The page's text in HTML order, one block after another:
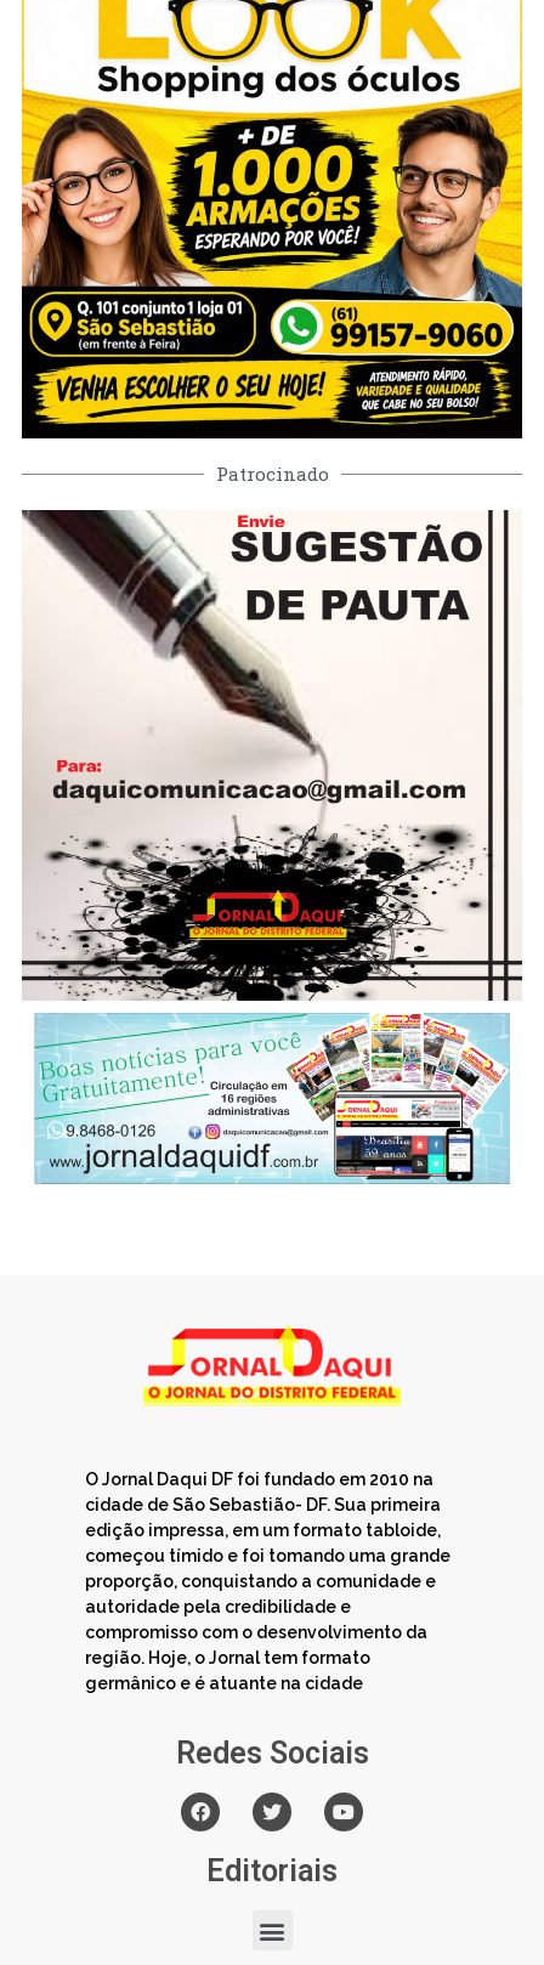
Patrocinado
O Jornal Daqui DF foi fundado em 2010 na
cidade de São Sebastião- DF. Sua primeira
edição impressa, em um formato tabloide,
começou tímido e foi tomando uma grande
proporção, conquistando a comunidade e
autoridade pela credibilidade e
compromisso com o desenvolvimento da
região. Hoje, o Jornal tem formato
germânico e é atuante na cidade
Redes Sociais
Editoriais